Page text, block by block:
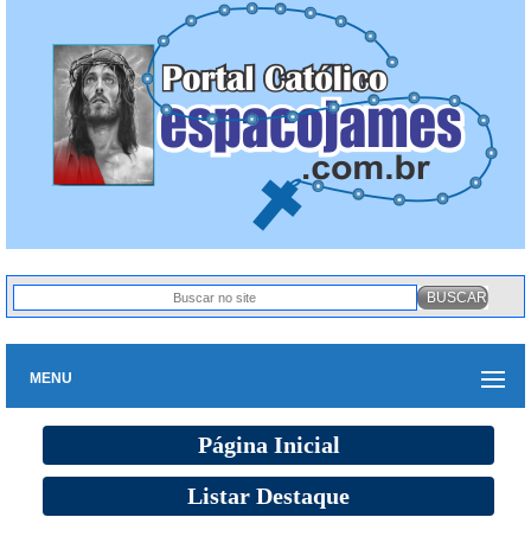
MENU
Página Inicial
Listar Destaque